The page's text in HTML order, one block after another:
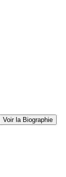
Voir la Biographie